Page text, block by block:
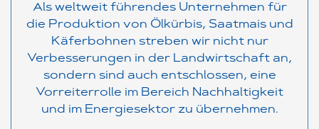
Als weltweit führendes Unternehmen für
die Produktion von Ölkürbis, Saatmais und
Käferbohnen streben wir nicht nur
Verbesserungen in der Landwirtschaft an,
sondern sind auch entschlossen, eine
Vorreiterrolle im Bereich Nachhaltigkeit
und im Energiesektor zu übernehmen.